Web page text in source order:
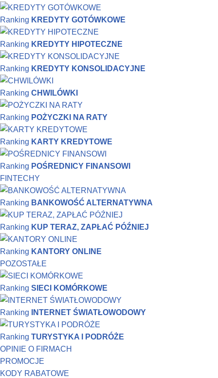
Ranking KREDYTY GOTÓWKOWE
Ranking KREDYTY HIPOTECZNE
Ranking KREDYTY KONSOLIDACYJNE
Ranking CHWILÓWKI
Ranking POŻYCZKI NA RATY
Ranking KARTY KREDYTOWE
Ranking POŚREDNICY FINANSOWI
FINTECHY
Ranking BANKOWOŚĆ ALTERNATYWNA
Ranking KUP TERAZ, ZAPŁAĆ PÓŹNIEJ
Ranking KANTORY ONLINE
POZOSTAŁE
Ranking SIECI KOMÓRKOWE
Ranking INTERNET ŚWIATŁOWODOWY
Ranking TURYSTYKA I PODRÓŻE
OPINIE O FIRMACH
PROMOCJE
KODY RABATOWE